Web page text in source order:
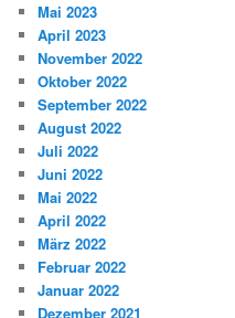
Mai 2023
April 2023
November 2022
Oktober 2022
September 2022
August 2022
Juli 2022
Juni 2022
Mai 2022
April 2022
März 2022
Februar 2022
Januar 2022
Dezember 2021